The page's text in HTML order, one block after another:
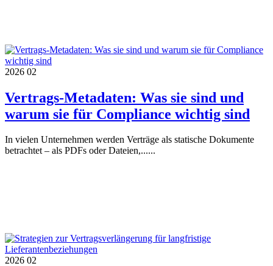
2026 02
Vertrags-Metadaten: Was sie sind und
warum sie für Compliance wichtig sind
In vielen Unternehmen werden Verträge als statische Dokumente
betrachtet – als PDFs oder Dateien,......
2026 02